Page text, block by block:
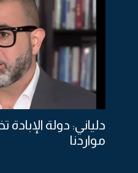
دلياني: دولة
مواردنا